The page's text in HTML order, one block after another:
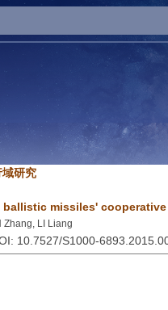
研究
missiles'
Zhang, LI Liang
10.7527/S1000-